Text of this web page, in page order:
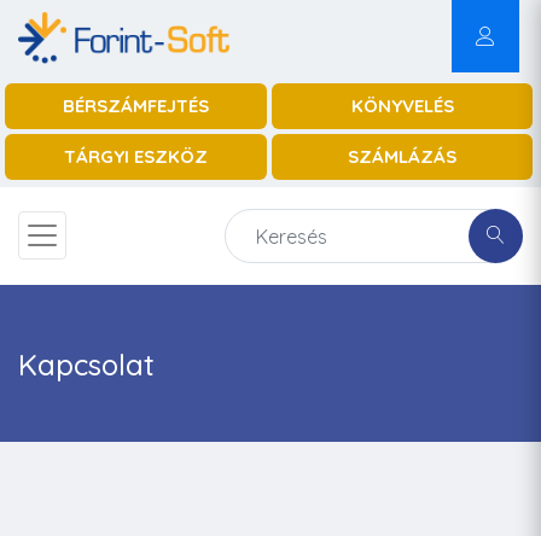
BÉRSZÁMFEJTÉS KÖNYVELÉS
TÁRGYI ESZKÖZ SZÁMLÁZÁS
Kapcsolat